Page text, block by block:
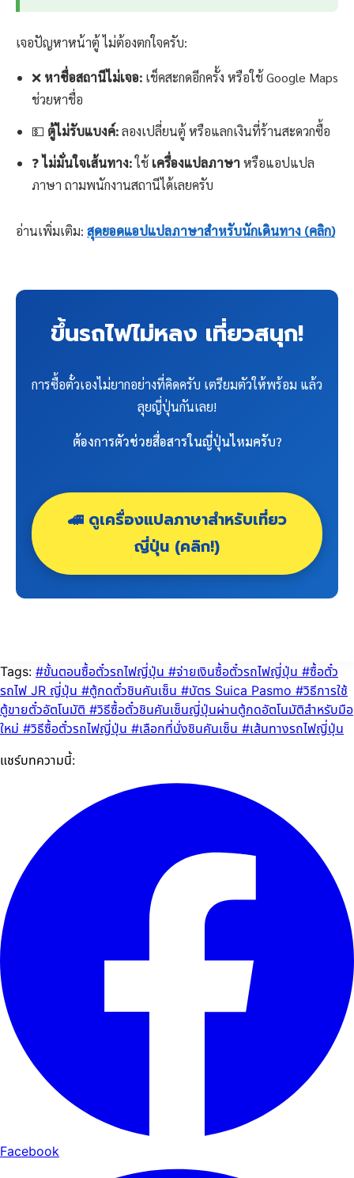
เจอปัญหาหน้าตู้ ไม่ต้องตกใจครับ:
❌ หาชื่อสถานีไม่เจอ: เช็คสะกดอีกครั้ง หรือใช้ Google Maps
ช่วยหาชื่อ
💵 ตู้ไม่รับแบงค์:ลองเปลี่ยนตู้ หรือแลกเงินที่ร้านสะดวกซื้อ
❓ไม่มั่นใจเส้นทาง:ใช้ เครื่องแปลภาษาหรือแอปแปล
ภาษา ถามพนักงานสถานีได้เลยครับ
อ่านเพิ่มเติม: สุดยอดแอปแปลภาษาสำหรับนักเดินทาง (คลิก)
ขึ้นรถไฟไม่หลง เที่ยวสนุก!
การซื้อตั๋วเองไม่ยากอย่างที่คิดครับ เตรียมตัวให้พร้อม แล้ว
ลุยญี่ปุ่นกันเลย!
ต้องการตัวช่วยสื่อสารในญี่ปุ่นไหมครับ?
🚄 ดูเครื่องแปลภาษาสำหรับเที่ยว
ญี่ปุ่น (คลิก!)
Tags: #ขั้นตอนซื้อตั๋วรถไฟญี่ปุ่น #จ่ายเงินซื้อตั๋วรถไฟญี่ปุ่น #ซื้อตั๋ว
รถไฟ JR ญี่ปุ่น #ตู้กดตั๋วชินคันเซ็น #บัตร Suica Pasmo #วิธีการใช้
ตู้ขายตั๋วอัตโนมัติ #วิธีซื้อตั๋วชินคันเซ็นญี่ปุ่นผ่านตู้กดอัตโนมัติสำหรับมือ
ใหม่ #วิธีซื้อตั๋วรถไฟญี่ปุ่น #เลือกที่นั่งชินคันเซ็น #เส้นทางรถไฟญี่ปุ่น
แชร์บทความนี้:
Facebook